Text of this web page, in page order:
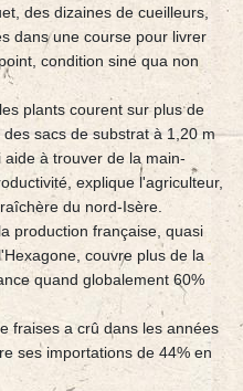
des dizaines de cueilleurs,
dans une course pour livrer
condition sine qua non
plants courent sur plus de
sacs de substrat à 1,20 m
à trouver de la main-
explique l'agriculteur,
du nord-Isère.
production française, quasi
couvre plus de la
quand globalement 60%
fraises a crû dans les années
ses importations de 44% en